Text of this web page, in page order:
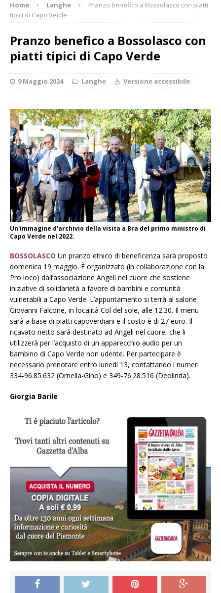
Home Langhe
Pranzo benefico a Bossolasco con piatti
tipici di Capo Verde
Pranzo benefico a Bossolasco con
piatti tipici di Capo Verde
9 Maggio 2024 Langhe Versione accessibile
Un'immagine d'archivio della visita a Bra del primo ministro di
Capo Verde nel 2022.
BOSSOLASCO Un pranzo etnico di beneficenza sarà proposto
domenica 19 maggio. È organizzato (in collaborazione con la
Pro loco) dall’associazione Angeli nel cuore che sostiene
iniziative di solidarietà a favore di bambini e comunità
vulnerabili a Capo Verde. L’appuntamento si terrà al salone
Giovanni Falcone, in località Col del sole, alle 12.30. Il menu
sarà a base di piatti capoverdiani e il costo è di 27 euro. Il
ricavato netto sarà destinato ad Angeli nel cuore, che li
utilizzerà per l’acquisto di un apparecchio audio per un
bambino di Capo Verde non udente. Per partecipare è
necessario prenotare entro lunedì 13, contattando i numeri
334-96.85.632 (Ornella-Gino) e 349-76.28.516 (Deolinda).
Giorgia Barile